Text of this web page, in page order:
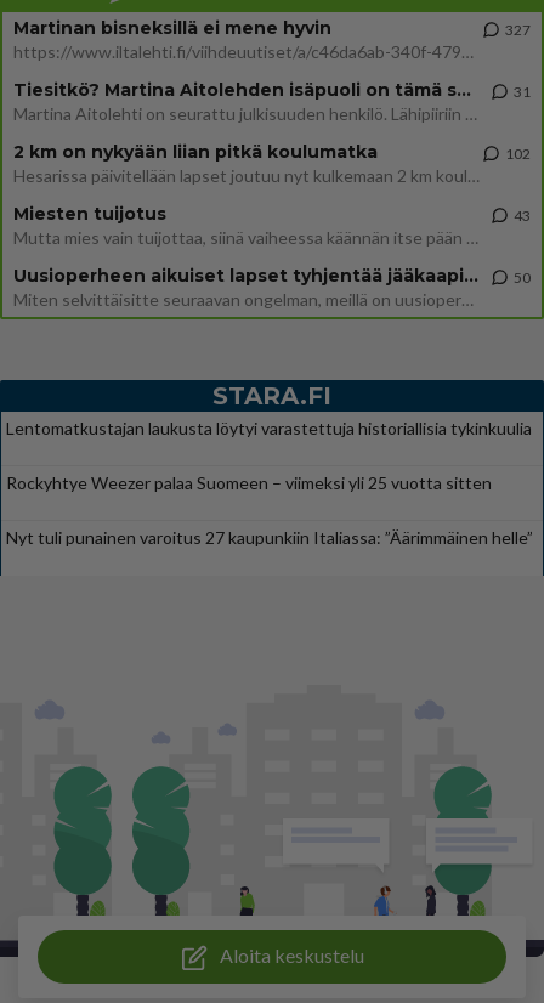
Martinan bisneksillä ei mene hyvin
https://www.iltalehti.fi/viihdeuutiset/a/c46da6ab-340f-4790-aaa7-0865eed2336 Yrityksen konkurssihakemus on tullut kärä
327
Tiesitkö? Martina Aitolehden isäpuoli on tämä suosittu laulaja
Martina Aitolehti on seurattu julkisuuden henkilö. Lähipiiriin mahtuu muitakin tunnettuja henkilöitä. Tiesitkö, että Ma
31
2 km on nykyään liian pitkä koulumatka
Hesarissa päivitellään lapset joutuu nyt kulkemaan 2 km kouluun jösses. Ruostefillarilla tuo matka menee vaikka miten äk
102
Miesten tuijotus
Mutta mies vain tuijottaa, siinä vaiheessa käännän itse pään pois. Mikä juttu? Yleensä jos joku tuijottaa tai katsoo, hä
43
Uusioperheen aikuiset lapset tyhjentää jääkaapin käydessään
Miten selvittäisitte seuraavan ongelman, meillä on uusioperhe, minulla teini-ikäiset lapset ja puolisolla aikuiset, jotk
50
STARA.FI
Lentomatkustajan laukusta löytyi varastettuja historiallisia tykinkuulia
Rockyhtye Weezer palaa Suomeen – viimeksi yli 25 vuotta sitten
Nyt tuli punainen varoitus 27 kaupunkiin Italiassa: ”Äärimmäinen helle”
Aloita keskustelu